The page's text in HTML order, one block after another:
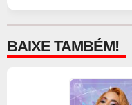
BAIXE TAMBÉM!